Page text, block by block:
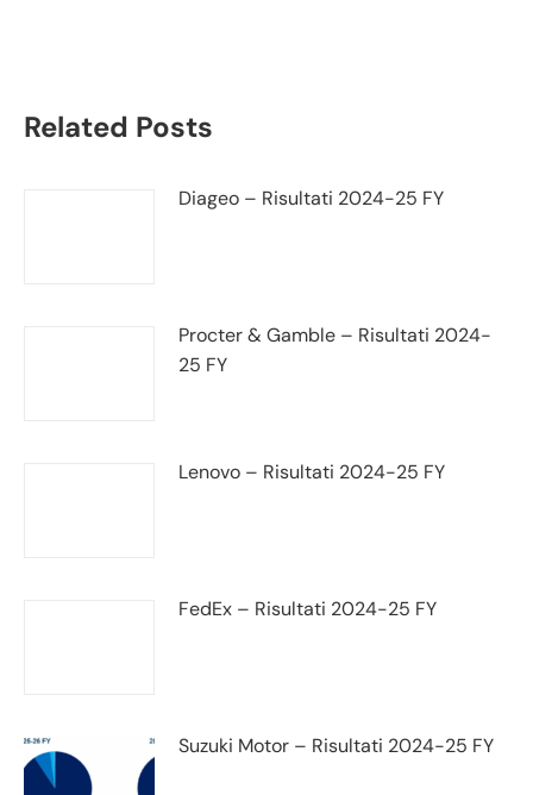
Related Posts
Diageo – Risultati 2024-25 FY
Procter & Gamble – Risultati 2024-
25 FY
Lenovo – Risultati 2024-25 FY
FedEx – Risultati 2024-25 FY
Suzuki Motor – Risultati 2024-25 FY